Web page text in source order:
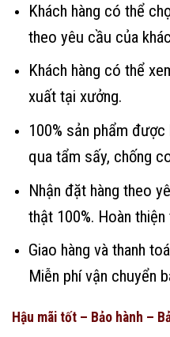
Khách hàng có thể
theo yêu cầu của
Khách hàng có thể
xuất tại xưởng.
100% sản phẩm được
qua tẩm sấy, chống
Nhận đặt hàng theo
thật 100%. Hoàn
Giao hàng và thanh
Miễn phí vận chuyển
Hậu mãi tốt – Bảo hành –